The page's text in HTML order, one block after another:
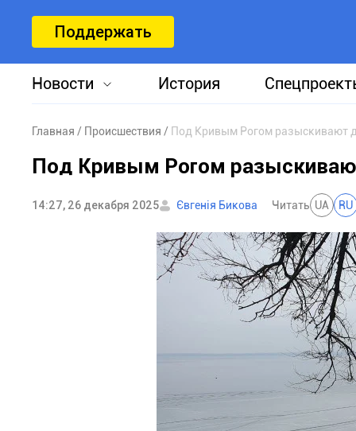
Поддержать
Новости История
Главная Происшествия Под Кривым Рогом разыскивают
Под Кривым Рогом
14:27, 26 декабря 2025 Євгенія Бикова Читать UA RU